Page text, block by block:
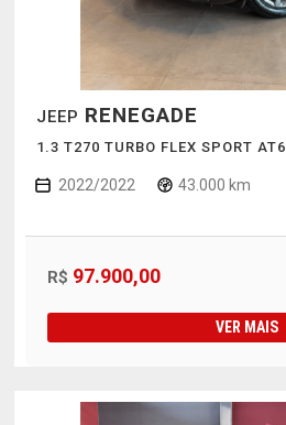
JEEP RENEGADE
1.3 T270 TURBO FLEX SPORT AT6
2022/2022 43.000 km
R$ 97.900,00
VER MAIS